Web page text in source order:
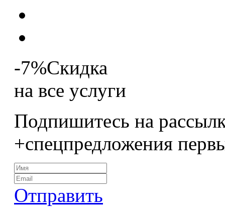
-7%Скидка
на все услуги
Подпишитесь на
+спецпредложения
Отправить